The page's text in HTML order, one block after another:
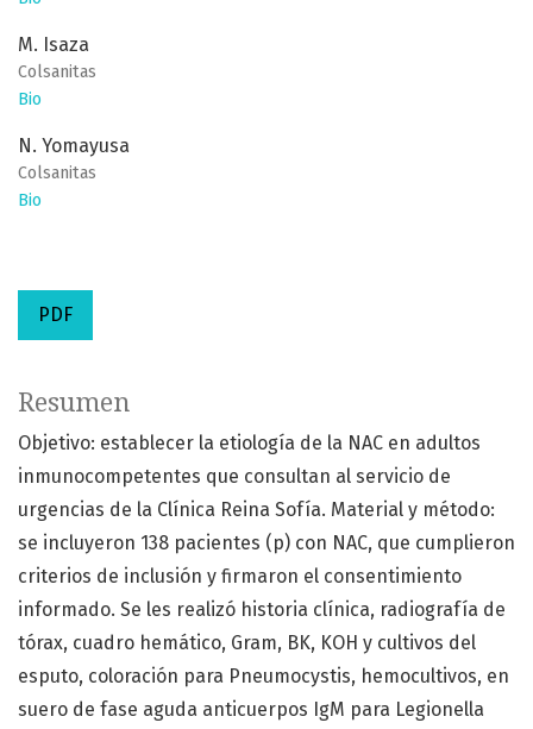
M. Isaza
Colsanitas
Bio
N. Yomayusa
Colsanitas
Bio
PDF
Resumen
Objetivo: establecer la etiología de la NAC en adultos
inmunocompetentes que consultan al servicio de
urgencias de la Clínica Reina Sofía. Material y método:
se incluyeron 138 pacientes (p) con NAC, que cumplieron
criterios de inclusión y firmaron el consentimiento
informado. Se les realizó historia clínica, radiografía de
tórax, cuadro hemático, Gram, BK, KOH y cultivos del
esputo, coloración para Pneumocystis, hemocultivos, en
suero de fase aguda anticuerpos IgM para Legionella